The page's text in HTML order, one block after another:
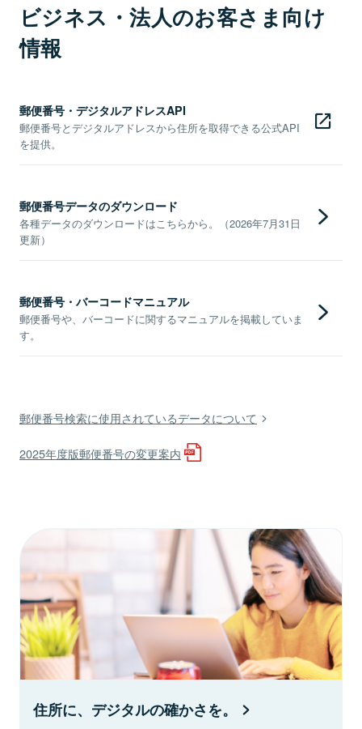
ビジネス・法人のお客さま向け
情報
郵便番号・デジタルアドレスAPI
郵便番号とデジタルアドレスから住所を取得できる公式API
を提供。
郵便番号データのダウンロード
各種データのダウンロードはこちらから。（2026年7月31日
更新）
郵便番号・バーコードマニュアル
郵便番号や、バーコードに関するマニュアルを掲載していま
す。
郵便番号検索に使用されているデータについて
2025年度版郵便番号の変更案内
住所に、デジタルの確かさを。